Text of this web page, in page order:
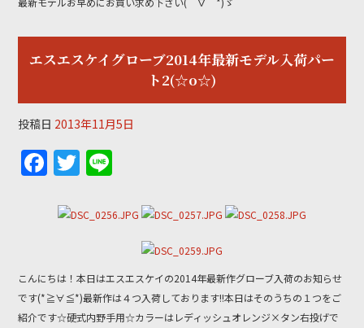
エスエスケイグローブ2014年最新モデル入荷パー
ト2(☆o☆)
投稿日 2013年11月5日
F
c
b
o
o
T
itte
こんにちは！本日はエスエスケイの2014年最新作グローブ入荷のお知らせ
です(*≧∀≦*)最新作は４つ入荷しております!!本日はそのうちの１つをご
紹介です☆硬式内野手用☆カラーはレディッシュオレンジ×タン右投げで